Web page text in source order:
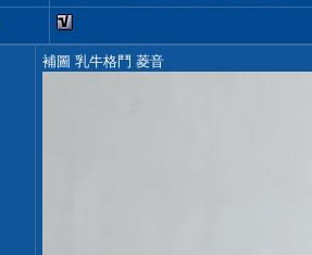
補圖 乳牛格鬥 菱音